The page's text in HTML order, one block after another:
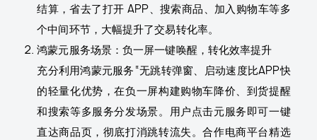
结算，省去了打开 APP、搜索商品、加入购物车等多
个中间环节，大幅提升了交易转化率。
鸿蒙元服务场景：负一屏一键唤醒，转化效率提升
充分利用鸿蒙元服务“无跳转弹窗、启动速度比APP快
的轻量化优势，在负一屏构建购物车降价、到货提醒
和搜索等多服务分发场景。用户点击元服务即可一键
直达商品页，彻底打消跳转流失。合作电商平台精选